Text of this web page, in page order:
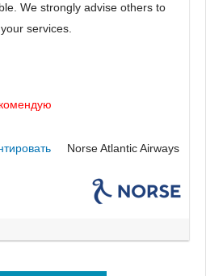
We strongly advise others to
services.
Norse Atlantic Airways